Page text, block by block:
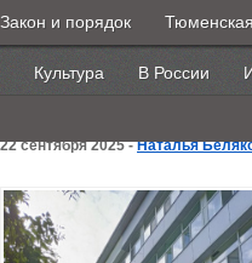
Главная Новости
Каталоги 9PS
Закон и порядок
Культура В России
Более 2,6 млн
недвижимости
22 сентября 2025 -Наталья